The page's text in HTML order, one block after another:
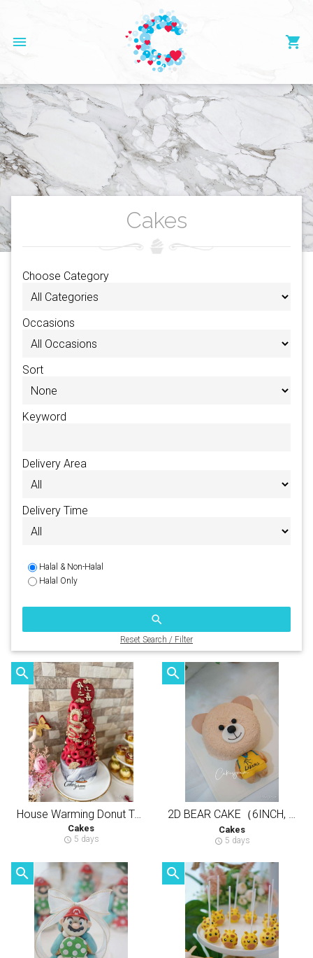
menu shopping_cart
Cakes
Choose Category
Occasions
Sort
Keyword
Delivery Area
Delivery Time
Halal & Non-Halal
Halal Only
search
Reset Search / Filter
search
House Warming Donut Tower
Cakes
schedule 5 days
search
2D BEAR CAKE（6INCH, 3LAYERS CAKE）立体躺躺熊（半翻糖天然健康动物性奶油蛋糕）
Cakes
schedule 5 days
search search